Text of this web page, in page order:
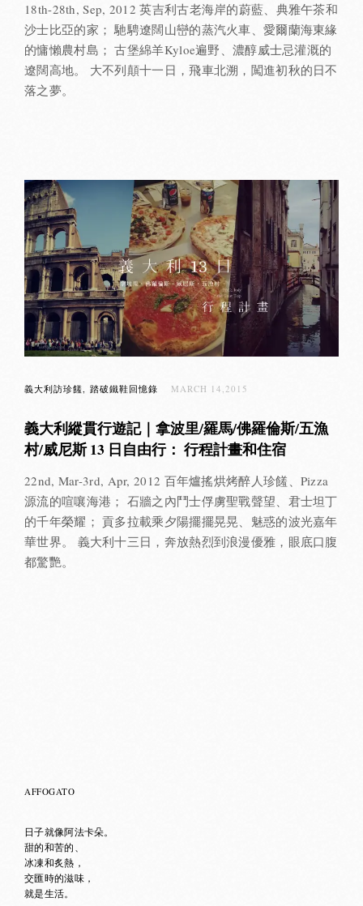
18th-28th, Sep, 2012 英吉利古老海岸的蔚藍、典雅午茶和
沙士比亞的家； 馳騁遼闊山巒的蒸汽火車、愛爾蘭海東緣
的慵懶農村島； 古堡綿羊Kyloe遍野、濃醇威士忌灌溉的
遼闊高地。 大不列顛十一日，飛車北溯，闖進初秋的日不
落之夢。
義大利訪珍饈 踏破鐵鞋回憶錄 MARCH 14,2015
義大利縱貫行遊記｜拿波里/羅馬/佛羅倫斯/五漁
村/威尼斯 13 日自由行： 行程計畫和住宿
22nd, Mar-3rd, Apr, 2012 百年爐搖烘烤醉人珍饈、Pizza
源流的喧嚷海港； 石牆之內鬥士俘虜聖戰聲望、君士坦丁
的千年榮耀； 貢多拉載乘夕陽擺擺晃晃、魅惑的波光嘉年
華世界。 義大利十三日，奔放熱烈到浪漫優雅，眼底口腹
都驚艷。
AFFOGATO
日子就像阿法卡朵。
甜的和苦的、
冰凍和炙熱，
交匯時的滋味，
就是生活。